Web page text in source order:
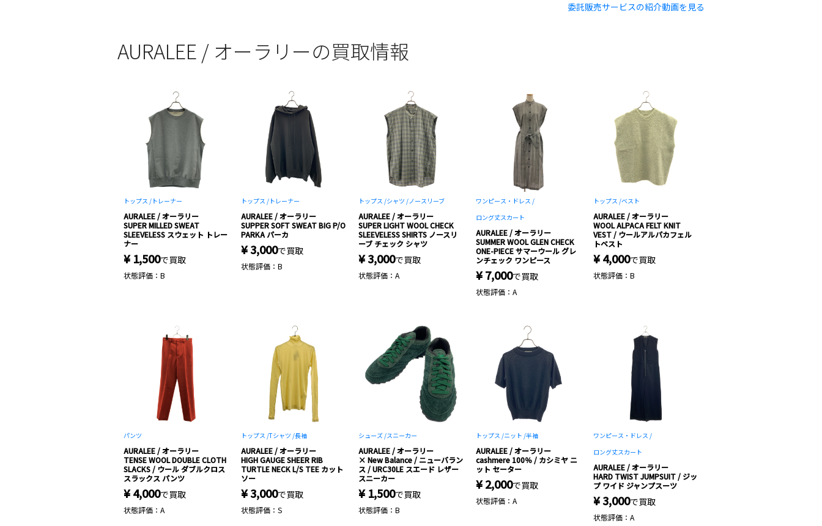
委託販売サービスの紹介動画を見る
AURALEE / オーラリーの買取情報
トップス / トレーナー
AURALEE / オーラリー
SUPER MILLED SWEAT
SLEEVELESS スウェット トレー
ナー
¥ 1,500で買取
状態評価：B
トップス / トレーナー
AURALEE / オーラリー
SUPPER SOFT SWEAT BIG P/O
PARKA パーカ
¥ 3,000で買取
状態評価：B
トップス /シャツ /ノースリーブ
AURALEE / オーラリー
SUPER LIGHT WOOL CHECK
SLEEVELESS SHIRTS ノースリ
ーブ チェック シャツ
¥ 3,000で買取
状態評価：A
ワンピース・ドレス /
ロング丈スカート
AURALEE / オーラリー
SUMMER WOOL GLEN CHECK
ONE-PIECE サマーウール グレ
ンチェック ワンピース
¥ 7,000で買取
状態評価：A
トップス /ベスト
AURALEE / オーラリー
WOOL ALPACA FELT KNIT
VEST / ウールアルパカフェル
トベスト
¥ 4,000で買取
状態評価：B
パンツ
AURALEE / オーラリー
TENSE WOOL DOUBLE CLOTH
SLACKS / ウール ダブルクロス
スラックス パンツ
¥ 4,000で買取
状態評価：A
トップス /Tシャツ /長袖
AURALEE / オーラリー
HIGH GAUGE SHEER RIB
TURTLE NECK L/S TEE カット
ソー
¥ 3,000で買取
状態評価：S
シューズ /スニーカー
AURALEE / オーラリー
× New Balance / ニューバラン
ス / URC30LE スエード レザー
スニーカー
¥ 1,500で買取
状態評価：B
トップス /ニット /半袖
AURALEE / オーラリー
cashmere 100％ / カシミヤ ニ
ット セーター
¥ 2,000で買取
状態評価：A
ワンピース・ドレス /
ロング丈スカート
AURALEE / オーラリー
HARD TWIST JUMPSUIT / ジッ
プ ワイド ジャンプスーツ
¥ 3,000で買取
状態評価：A